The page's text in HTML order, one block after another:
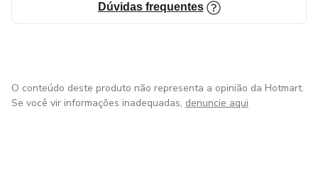
Dúvidas frequentes
O conteúdo deste produto não representa a opinião da Hotmart.
Se você vir informações inadequadas, denuncie aqui